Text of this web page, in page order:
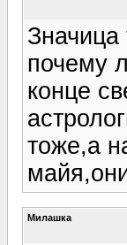
почему
конце
тоже,а
Милашка